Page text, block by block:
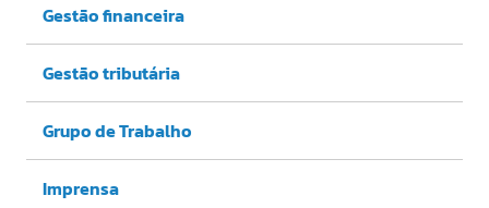
Gestão financeira
Gestão tributária
Grupo de Trabalho
Imprensa